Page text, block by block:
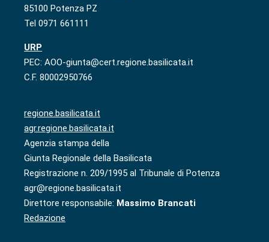
85100 Potenza PZ
Tel 0971 661111
URP
PEC: AOO-giunta@cert.regione.basilicata.it
C.F. 80002950766
regione.basilicata.it
agr.regione.basilicata.it
Agenzia stampa della
Giunta Regionale della Basilicata
Registrazione n. 209/1995 al Tribunale di Potenza
agr@regione.basilicata.it
Direttore responsabile: Massimo Brancati
Redazione